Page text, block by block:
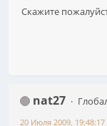
Скажите
nat27
20 Июля 2009, 19:48:17